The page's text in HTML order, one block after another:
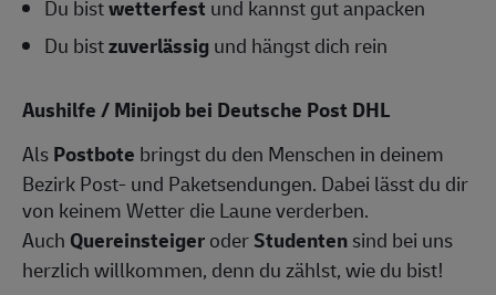
Du bistwetterfest und kannst gut anpacken
Du bistzuverlässigund hängst dich rein
Aushilfe / Minijob bei Deutsche Post DHL
AlsPostbote bringst du den Menschen in deinem
Bezirk Post- und Paketsendungen. Dabei lässt du dir
von keinem Wetter die Laune verderben.
Auch QuereinsteigeroderStudentensind bei uns
herzlich willkommen, denn du zählst, wie du bist!